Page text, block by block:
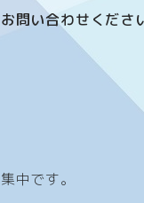
問い合わせくださ
中です。